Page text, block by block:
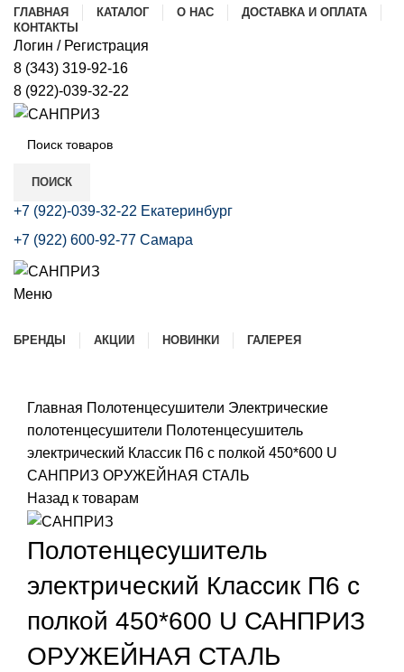
ГЛАВНАЯ КАТАЛОГ О НАС
ДОСТАВКА И ОПЛАТА
КОНТАКТЫ
Логин / Регистрация
8 (343) 319-92-16
8 (922)-039-32-22
ПОИСК
+7 (922)-039-32-22 Екатеринбург
+7 (922) 600-92-77 Самара
Меню
БРЕНДЫ АКЦИИ НОВИНКИ ГАЛЕРЕЯ
Главная Полотенцесушители Электрические
полотенцесушители Полотенцесушитель
электрический Классик П6 с полкой 450*600 U
САНПРИЗ ОРУЖЕЙНАЯ СТАЛЬ
Назад к товарам
Полотенцесушитель
электрический Классик П6 с
полкой 450*600 U САНПРИЗ
ОРУЖЕЙНАЯ СТАЛЬ